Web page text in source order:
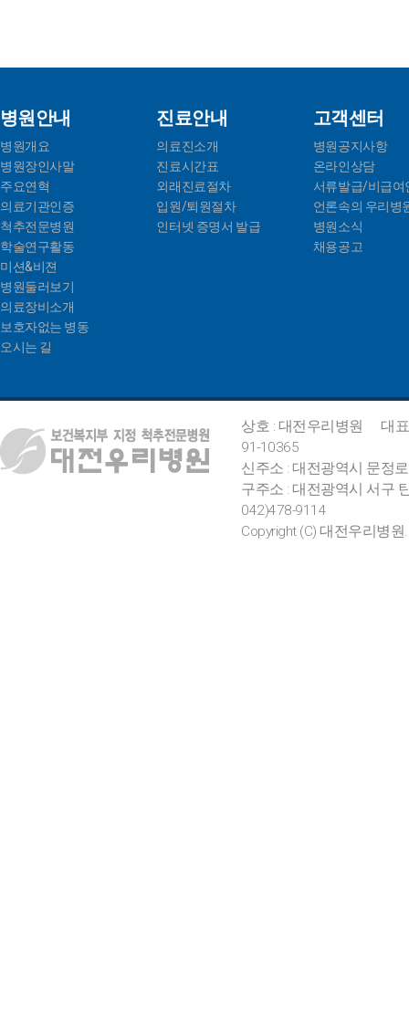
병원안내
병원개요
병원장인사말
주요연혁
의료기관인증
척추전문병원
학술연구활동
미션&비젼
병원둘러보기
의료장비소개
보호자없는 병동
오시는 길
진료안내
의료진소개
진료시간표
외래진료절차
입원/퇴원절차
인터넷 증명서 발급
고객센터
병원공지사항
온라인상담
서류발급/비급여
언론속의 우리병
병원소식
채용공고
상호 : 대전우리병원
대
91-10365
신주소 : 대전광역시 문정
구주소 : 대전광역시 서구
042)478-9114
Copyright (C) 대전우리병원